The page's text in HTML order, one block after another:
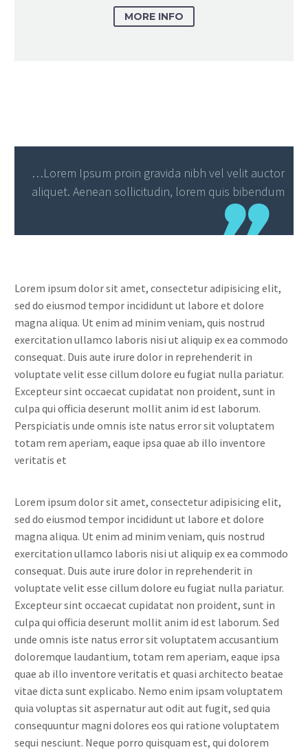
MORE INFO
…Lorem Ipsum proin gravida nibh vel velit auctor
aliquet. Aenean sollicitudin, lorem quis bibendum
Lorem ipsum dolor sit amet, consectetur adipisicing elit,
sed do eiusmod tempor incididunt ut labore et dolore
magna aliqua. Ut enim ad minim veniam, quis nostrud
exercitation ullamco laboris nisi ut aliquip ex ea commodo
consequat. Duis aute irure dolor in reprehenderit in
voluptate velit esse cillum dolore eu fugiat nulla pariatur.
Excepteur sint occaecat cupidatat non proident, sunt in
culpa qui officia deserunt mollit anim id est laborum.
Perspiciatis unde omnis iste natus error sit voluptatem
totam rem aperiam, eaque ipsa quae ab illo inventore
veritatis et
Lorem ipsum dolor sit amet, consectetur adipisicing elit,
sed do eiusmod tempor incididunt ut labore et dolore
magna aliqua. Ut enim ad minim veniam, quis nostrud
exercitation ullamco laboris nisi ut aliquip ex ea commodo
consequat. Duis aute irure dolor in reprehenderit in
voluptate velit esse cillum dolore eu fugiat nulla pariatur.
Excepteur sint occaecat cupidatat non proident, sunt in
culpa qui officia deserunt mollit anim id est laborum. Sed
unde omnis iste natus error sit voluptatem accusantium
doloremque laudantium, totam rem aperiam, eaque ipsa
quae ab illo inventore veritatis et quasi architecto beatae
vitae dicta sunt explicabo. Nemo enim ipsam voluptatem
quia voluptas sit aspernatur aut odit aut fugit, sed quia
consequuntur magni dolores eos qui ratione voluptatem
sequi nesciunt. Neque porro quisquam est, qui dolorem